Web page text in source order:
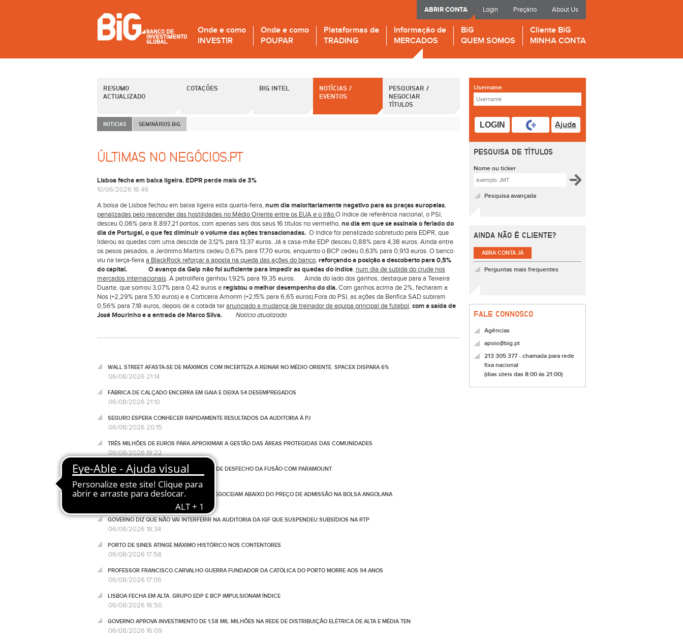
Login Preçário About Us
ABRIR CONTA
Onde e como
INVESTIR
Onde e como
POUPAR
Plataformas de
TRADING
Informação de
MERCADOS
BiG
QUEM SOMOS
Cliente BiG
MINHA CONTA
RESUMO
ACTUALIZADO
COTAÇÕES BIG INTEL
NOTÍCIAS /
EVENTOS
PESQUISAR /
NEGOCIAR
TÍTULOS
NOTICIAS SEMINÁRIOS BiG
ÚLTIMAS NO NEGÓCIOS.PT
Lisboa fecha em baixa ligeira. EDPR perde mais de 3%
10/06/2026 16:49
A bolsa de Lisboa fechou em baixa ligeira esta quarta-feira,num dia maioritariamente negativo para as praças europeias,
penalizadas pelo reacender das hostilidades no Médio Oriente entre os EUA e o Irão.O índice de referência nacional, o PSI,
desceu 0,06% para 8.897,21 pontos, com apenas seis dos seus 16 títulos no vermelho,no dia em que se assinala o feriado do
dia de Portugal, o que fez diminuir o volume das ações transacionadas. O índice foi penalizado sobretudo pela EDPR, que
liderou as quedas com uma descida de 3,12% para 13,37 euros. Já a casa-mãe EDP desceu 0,88% para 4,38 euros. Ainda entre
os pesos pesados, a Jerónimo Martins cedeu 0,67% para 17,70 euros, enquanto o BCP cedeu 0,63% para 0,913 euros. O banco
viu na terça-feira a BlackRock reforçar a aposta na queda das ações do banco,reforçando a posição a descoberto para 0,5%
do capital.
O avanço da Galp não foi suficiente para impedir as quedas do índice, num dia de subida do crude nos
mercados internacionais. A petrolífera ganhou 1,92% para 19,35 euros. Ainda do lado dos ganhos, destaque para a Teixeira
Duarte, que somou 3,07% para 0,42 euros eregistou o melhor desempenho do dia.Com ganhos acima de 2%, fecharam a
Nos (+2,29% para 5,10 euros) e a Corticeira Amorim (+2,15% para 6,65 euros).Fora do PSI, as ações da Benfica SAD subiram
0,56% para 7,18 euros, depois de a cotada teranunciado a mudança de treinador da equipa principal de futebol,com a saída de
José Mourinho e a entrada de Marco Silva. Notícia atualizada
WALL STREET AFASTA-SE DE MÁXIMOS COM INCERTEZA A REINAR NO MÉDIO ORIENTE. SPACEX DISPARA 6%
06/08/2026 21:14
FÁBRICA DE CALÇADO ENCERRA EM GAIA E DEIXA 54 DESEMPREGADOS
06/08/2026 21:10
SEGURO ESPERA CONHECER RAPIDAMENTE RESULTADOS DA AUDITORIA À PJ
06/08/2026 20:15
TRÊS MILHÕES DE EUROS PARA APROXIMAR A GESTÃO DAS ÁREAS PROTEGIDAS DAS COMUNIDADES
06/08/2026 19:22
LUCRO DA WARNER BROS CAI 7% ANTES DE DESFECHO DA FUSÃO COM PARAMOUNT
06/08/2026 18:52
AÇÕES DA UNITEL CAEM QUASE 20% E NEGOCEIAM ABAIXO DO PREÇO DE ADMISSÃO NA BOLSA ANGOLANA
GOVERNO DIZ QUE NÃO VAI INTERFERIR NA AUDITORIA DA IGF QUE SUSPENDEU SUBSÍDIOS NA RTP
06/08/2026 18:34
PORTO DE SINES ATINGE MÁXIMO HISTÓRICO NOS CONTENTORES
06/08/2026 17:58
PROFESSOR FRANCISCO CARVALHO GUERRA FUNDADOR DA CATÓLICA DO PORTO MORRE AOS 94 ANOS
06/08/2026 17:06
LISBOA FECHA EM ALTA. GRUPO EDP E BCP IMPULSIONAM ÍNDICE
06/08/2026 16:50
GOVERNO APROVA INVESTIMENTO DE 1,58 MIL MILHÕES NA REDE DE DISTRIBUIÇÃO ELÉTRICA DE ALTA E MÉDIA TEN
06/08/2026 16:09
Username
LOGIN Ajuda
PESQUISA DE TÍTULOS
Nome ou ticker
Pesquisa avançada
AINDA NÃO É CLIENTE?
ABRA CONTA JÁ
Perguntas mais frequentes
FALE CONNOSCO
Agências
apoio@big.pt
213 305 377 - chamada para rede
fixa nacional
(dias úteis das 8:00 às 21:00)